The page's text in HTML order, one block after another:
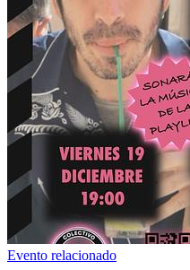
Evento relacionado